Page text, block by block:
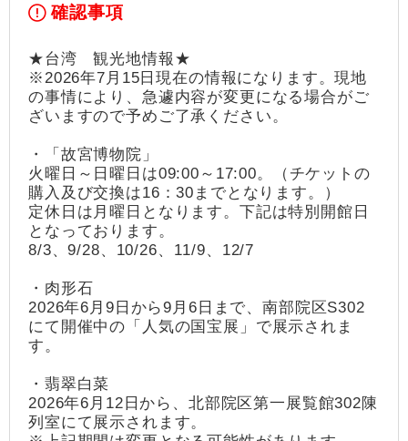
確認事項
★台湾 観光地情報★
※2026年7月15日現在の情報になります。現地
の事情により、急遽内容が変更になる場合がご
ざいますので予めご了承ください。
・「故宮博物院」
火曜日～日曜日は09:00～17:00。（チケットの
購入及び交換は16：30までとなります。）
定休日は月曜日となります。下記は特別開館日
となっております。
8/3、9/28、10/26、11/9、12/7
・肉形石
2026年6月9日から9月6日まで、南部院区S302
にて開催中の「人気の国宝展」で展示されま
す。
・翡翠白菜
2026年6月12日から、北部院区第一展覧館302陳
列室にて展示されます。